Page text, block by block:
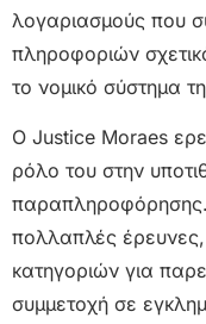
λογαριασμούς που
πληροφοριών
το νομικό σύστημα
Ο Justice Moraes
ρόλο του στην
παραπληροφόρησης.
πολλαπλές
κατηγοριών για
συμμετοχή σε